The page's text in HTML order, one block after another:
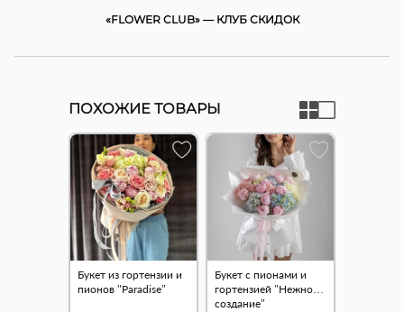
«FLOWER CLUB» — КЛУБ СКИДОК
ПОХОЖИЕ ТОВАРЫ
Букет из гортензии и
пионов "Paradise"
Букет с пионами и
гортензией "Нежное
создание"